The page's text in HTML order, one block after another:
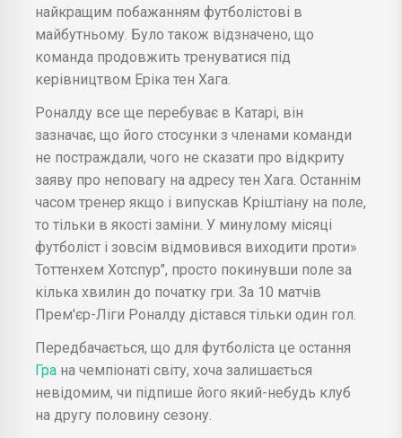
найкращим побажанням футболістові в
майбутньому. Було також відзначено, що
команда продовжить тренуватися під
керівництвом Еріка тен Хага.
Роналду все ще перебуває в Катарі, він
зазначає, що його стосунки з членами команди
не постраждали, чого не сказати про відкриту
заяву про неповагу на адресу тен Хага. Останнім
часом тренер якщо і випускав Кріштіану на поле,
то тільки в якості заміни. У минулому місяці
футболіст і зовсім відмовився виходити проти»
Тоттенхем Хотспур", просто покинувши поле за
кілька хвилин до початку гри. За 10 матчів
Прем'єр-Ліги Роналду дістався тільки один гол.
Передбачається, що для футболіста це остання
Гра на чемпіонаті світу, хоча залишається
невідомим, чи підпише його який-небудь клуб
на другу половину сезону.